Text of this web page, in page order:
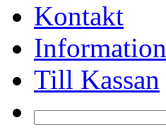
Kontakt
Information
Till Kassan